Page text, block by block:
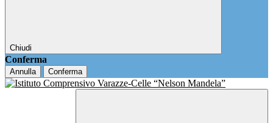
Chiudi
Conferma
Annulla Conferma